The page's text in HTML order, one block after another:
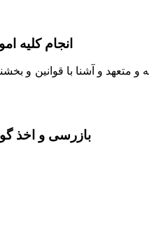
انجام کلیه
و متعهد و آشنا با قوانین
بازرسی و اخذ